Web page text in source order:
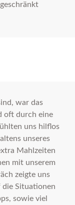
war das
oft durch eine
uns hilflos
unseres
Mahlzeiten
mit unserem
zeigte uns
die Situationen
sowie viel